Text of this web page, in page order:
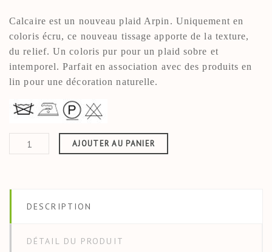
Calcaire est un nouveau plaid Arpin. Uniquement en
coloris écru, ce nouveau tissage apporte de la texture,
du relief. Un coloris pur pour un plaid sobre et
intemporel. Parfait en association avec des produits en
lin pour une décoration naturelle.
AJOUTER AU PANIER
DESCRIPTION
DÉTAIL DU PRODUIT
Motif Géométrique
Composition 100 % laine